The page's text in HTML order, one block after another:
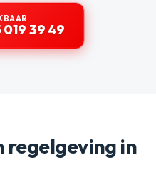
019 39 49
regelgeving in